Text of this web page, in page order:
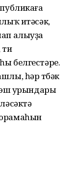
итәсәк,
алыуҙа
ти
белгестәре.
һәр төбәк
эш урындары